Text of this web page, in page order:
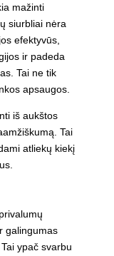
mažinti
siurbliai nėra
efektyvūs,
ir padeda
Tai ne tik
apsaugos.
iš aukštos
Tai
atliekų kiekį
galingumas
ypač svarbu